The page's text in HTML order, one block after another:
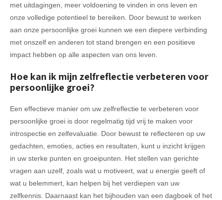
met uitdagingen, meer voldoening te vinden in ons leven en
onze volledige potentieel te bereiken. Door bewust te werken
aan onze persoonlijke groei kunnen we een diepere verbinding
met onszelf en anderen tot stand brengen en een positieve
impact hebben op alle aspecten van ons leven.
Hoe kan ik mijn zelfreflectie verbeteren voor
persoonlijke groei?
Een effectieve manier om uw zelfreflectie te verbeteren voor
persoonlijke groei is door regelmatig tijd vrij te maken voor
introspectie en zelfevaluatie. Door bewust te reflecteren op uw
gedachten, emoties, acties en resultaten, kunt u inzicht krijgen
in uw sterke punten en groeipunten. Het stellen van gerichte
vragen aan uzelf, zoals wat u motiveert, wat u energie geeft of
wat u belemmert, kan helpen bij het verdiepen van uw
zelfkennis. Daarnaast kan het bijhouden van een dagboek of het